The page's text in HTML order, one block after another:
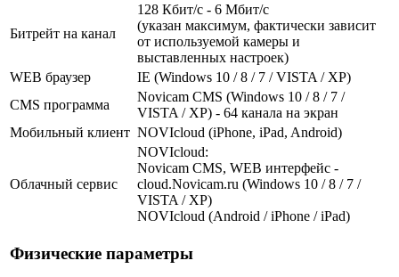
Битрейт на канал
128 Кбит/с - 6 Мбит/с
(указан максимум, фактически зависит
от используемой камеры и
выставленных настроек)
WEB браузер
IE (Windows 10 / 8 / 7 / VISTA / XP)
CMS программа
Novicam CMS (Windows 10 / 8 / 7 /
VISTA / XP) - 64 канала на экран
Мобильный клиент NOVIcloud (iPhone, iPad, Android)
Облачный сервис
NOVIcloud:
Novicam CMS, WEB интерфейс -
cloud.Novicam.ru (Windows 10 / 8 / 7 /
VISTA / XP)
NOVIcloud (Android / iPhone / iPad)
Физические параметры